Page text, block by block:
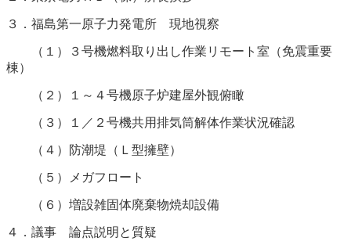
教育委員会 農業委員会 選挙
イベント 観光ならは
３．福島第一原子力発電所 現地視察
（１）３号機燃料取り出し作業リモート室（免震重要
棟）
（２）１～４号機原子炉建屋外観俯瞰
（３）１／２号機共用排気筒解体作業状況確認
（４）防潮堤（Ｌ型擁壁）
（５）メガフロート
（６）増設雑固体廃棄物焼却設備
４．議事 論点説明と質疑